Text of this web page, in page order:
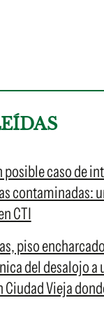
posible caso de
contaminadas:
CTI
piso
del desalojo a
Ciudad Vieja